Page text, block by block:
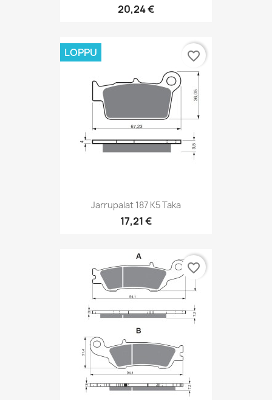
20,24 €
Jarrupalat 187 K5 Taka
17,21 €
LOPPU favorite_border
favorite_border